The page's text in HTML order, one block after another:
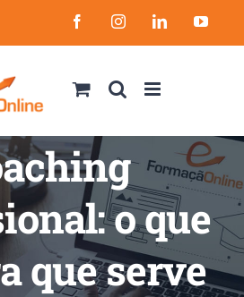
FacebookInstagramLinkedIn
o que
que serve